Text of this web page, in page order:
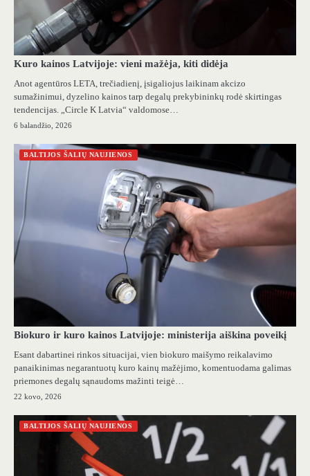
Kuro kainos Latvijoje: vieni mažėja, kiti didėja
Anot agentūros LETA, trečiadienį, įsigaliojus laikinam akcizo
sumažinimui, dyzelino kainos tarp degalų prekybininkų rodė skirtingas
tendencijas. „Circle K Latvia“ valdomose…
6 balandžio, 2026
BALTIJOS ŠALIŲ NAUJIENOS
Biokuro ir kuro kainos Latvijoje: ministerija aiškina poveikį
Esant dabartinei rinkos situacijai, vien biokuro maišymo reikalavimo
panaikinimas negarantuotų kuro kainų mažėjimo, komentuodama galimas
priemones degalų sąnaudoms mažinti teigė…
22 kovo, 2026
BALTIJOS ŠALIŲ NAUJIENOS